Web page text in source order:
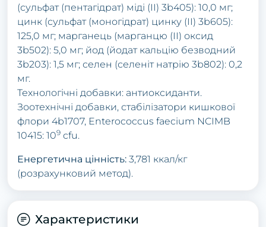
(сульфат (пентагідрат) міді (II) 3b405): 10,0 мг;
цинк (сульфат (моногідрат) цинку (II) 3b605):
125,0 мг; марганець (марганцю (II) оксид
3b502): 5,0 мг; йод (йодат кальцію безводний
3b203): 1,5 мг; селен (селеніт натрію 3b802): 0,2
мг.
Технологічні добавки: антиоксиданти.
Зоотехнічні добавки, стабілізатори кишкової
флори 4b1707, Enterococcus faecium NCIMB
10415: 109 cfu.
Енергетична цінність: 3,781 ккал/кг
(розрахунковий метод).
Характеристики